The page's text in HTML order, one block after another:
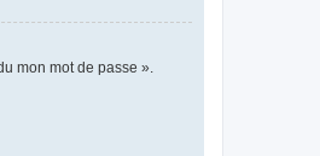
mon mot de passe ».